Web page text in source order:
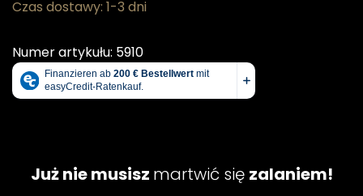
Czas dostawy: 1-3 dni
Numer artykułu: 5910
Już nie musisz martwić się zalaniem!